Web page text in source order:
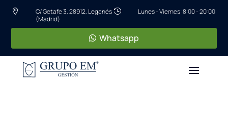

C/ Getafe 3, 28912, Leganés
(Madrid)
 Lunes - Viernes: 8:00 - 20:00
Whatsapp